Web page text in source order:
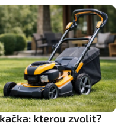
kterou zvolit?